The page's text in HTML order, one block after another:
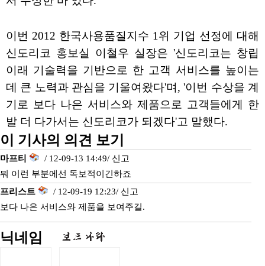
이번 2012 한국사용품질지수 1위 기업 선정에 대해
신도리코 홍보실 이철우 실장은 '신도리코는 창립
이래 기술력을 기반으로 한 고객 서비스를 높이는
데 큰 노력과 관심을 기울여왔다'며, '이번 수상을 계
기로 보다 나은 서비스와 제품으로 고객들에게 한
발 더 다가서는 신도리코가 되겠다'고 말했다.
이 기사의 의견 보기
마프티 / 12-09-13 14:49/ 신고
뭐 이런 부분에선 독보적이긴하죠
프리스트
/ 12-09-19 12:23/ 신고
보다 나은 서비스와 제품을 보여주길.
닉네임